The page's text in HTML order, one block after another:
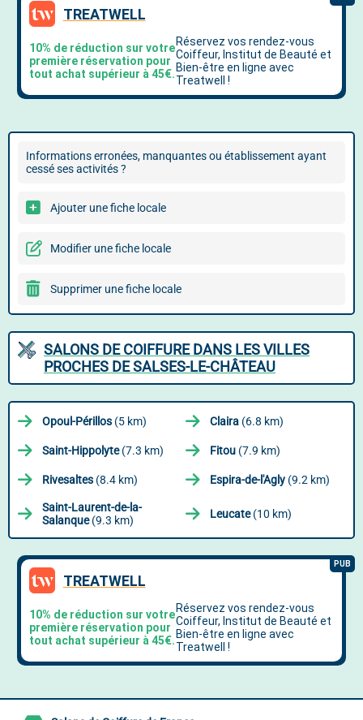
Informations erronées, manquantes ou établissement ayant
cessé ses activités ?
Ajouter une fiche locale
Modifier une fiche locale
Supprimer une fiche locale
SALONS DE COIFFURE DANS LES VILLES
PROCHES DE SALSES-LE-CHÂTEAU
Opoul-Périllos (5 km) Claira (6.8 km)
Saint-Hippolyte(7.3 km) Fitou (7.9 km)
Rivesaltes (8.4 km) Espira-de-l'Agly (9.2 km)
Saint-Laurent-de-la-
Salanque(9.3 km) Leucate(10 km)